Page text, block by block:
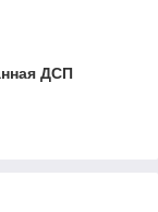
ДСП